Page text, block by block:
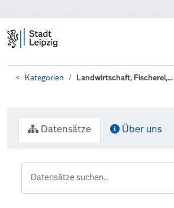
Kategorien Landwirtschaft, Fischerei,...
Datensätze Über uns